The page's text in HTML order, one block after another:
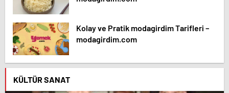
Kolay ve Pratik modagirdim Tarifleri –
modagirdim.com
KÜLTÜR SANAT